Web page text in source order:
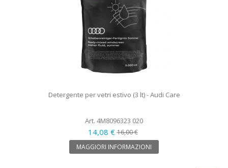
Detergente per vetri estivo (3 lt) - Audi Care
Art. 4M8096323 020
14,08 €16,00 €
MAGGIORI INFORMAZIONI